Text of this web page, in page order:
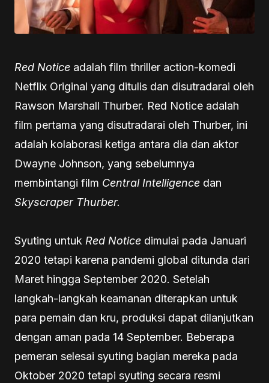
Red Notice adalah film thriller action-komedi
Netflix Original yang ditulis dan disutradarai oleh
Rawson Marshall Thurber. Red Notice adalah
film pertama yang disutradarai oleh Thurber, ini
adalah kolaborasi ketiga antara dia dan aktor
Dwayne Johnson, yang sebelumnya
membintangi film Central Intelligence dan
Skyscraper Thurber.
Syuting untuk Red Notice dimulai pada Januari
2020 tetapi karena pandemi global ditunda dari
Maret hingga September 2020. Setelah
langkah-langkah keamanan diterapkan untuk
para pemain dan kru, produksi dapat dilanjutkan
dengan aman pada 14 September. Beberapa
pemeran selesai syuting bagian mereka pada
Oktober 2020 tetapi syuting secara resmi